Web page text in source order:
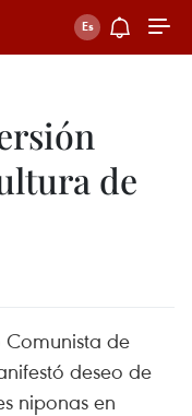
de
Comunista de
deseo de
niponas en